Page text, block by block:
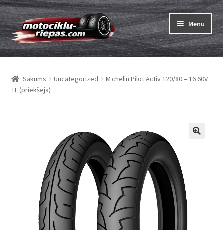
Skip
to
navigation
Skip
to
content
Menu
Riepas
Expand
menu
Kameras
Expand
Expand
Kontakti
Sākums Uncategorized
Michelin Pilot Activ 120/80 – 16 60V
TL (priekšējā)